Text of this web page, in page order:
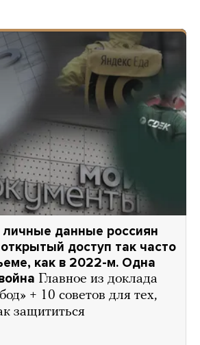
данные россиян
доступ так часто
как в 2022-м. Одна
Главное из доклада
+ 10 советов для тех,
защититься